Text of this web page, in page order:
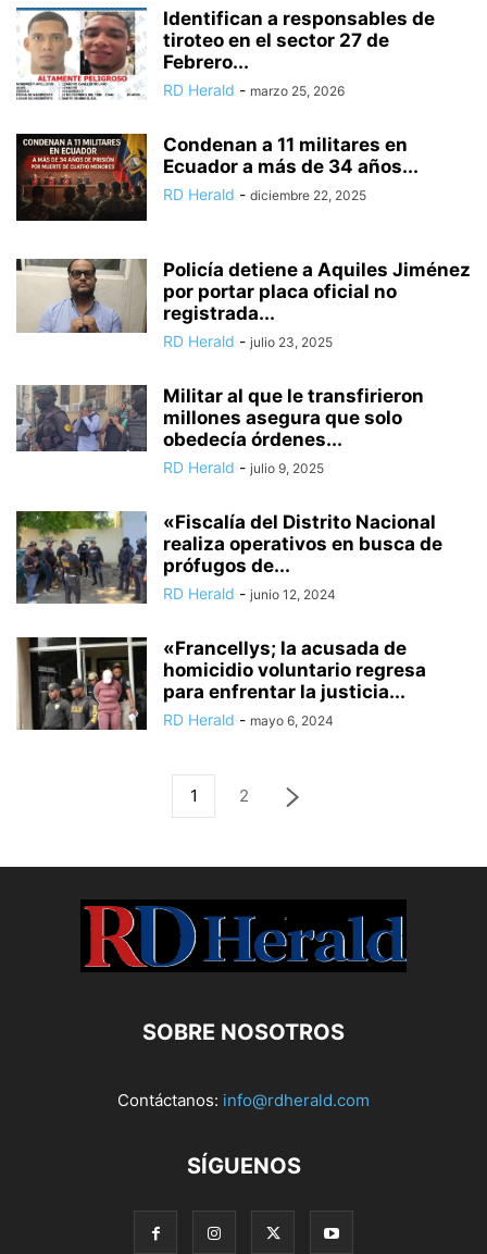
Identifican a responsables de
tiroteo en el sector 27 de
Febrero...
RD Herald - marzo 25, 2026
Condenan a 11 militares en
Ecuador a más de 34 años...
RD Herald - diciembre 22, 2025
Policía detiene a Aquiles Jiménez
por portar placa oficial no
registrada...
RD Herald - julio 23, 2025
Militar al que le transfirieron
millones asegura que solo
obedecía órdenes...
RD Herald - julio 9, 2025
«Fiscalía del Distrito Nacional
realiza operativos en busca de
prófugos de...
RD Herald - junio 12, 2024
«Francellys; la acusada de
homicidio voluntario regresa
para enfrentar la justicia...
RD Herald - mayo 6, 2024
1 2
SOBRE NOSOTROS
Contáctanos: info@rdherald.com
SÍGUENOS